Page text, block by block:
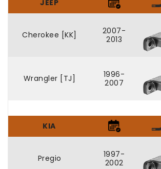
JEEP
Cherokee [KK]
2007-
2013
Wrangler [TJ]
1996-
2007
KIA
Pregio
1997-
2002